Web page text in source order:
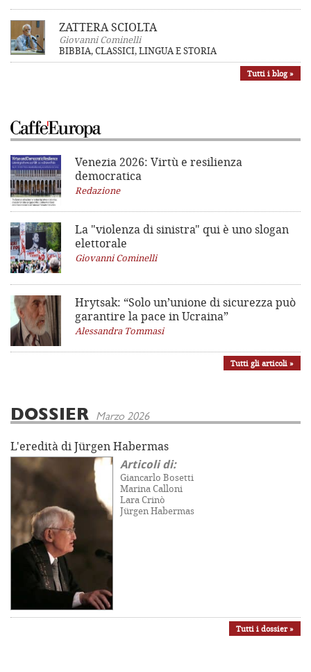
ZATTERA SCIOLTA
Giovanni Cominelli
BIBBIA, CLASSICI, LINGUA E STORIA
Tutti i blog »
Venezia 2026: Virtù e resilienza
democratica
Redazione
La "violenza di sinistra" qui è uno slogan
elettorale
Giovanni Cominelli
Hrytsak: “Solo un’unione di sicurezza può
garantire la pace in Ucraina”
Alessandra Tommasi
Tutti gli articoli »
DOSSIER Marzo 2026
L'eredità di Jürgen Habermas
Articoli di:
Giancarlo Bosetti
Marina Calloni
Lara Crinò
Jürgen Habermas
Tutti i dossier »